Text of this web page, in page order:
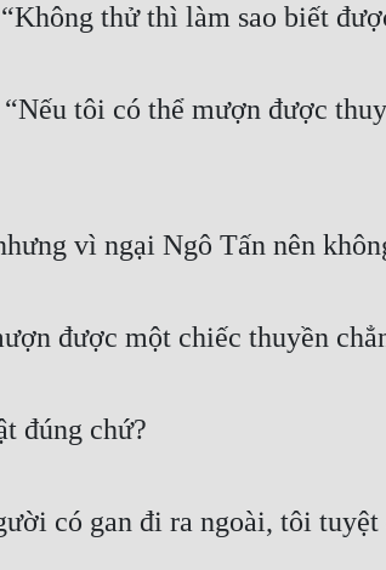
thử thì làm sao biết
tôi có thể mượn được
vì ngại Ngô Tấn nên
được một chiếc thuyền
đúng chứ?
có gan đi ra ngoài, tôi tuyệt